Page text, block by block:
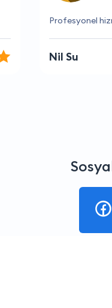
Gerçekten
Fatih Demirel